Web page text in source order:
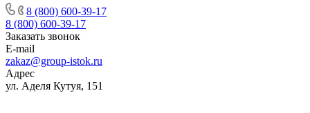
8 (800) 600-39-17
8 (800) 600-39-17
Заказать звонок
E-mail
zakaz@group-istok.ru
Адрес
ул. Аделя Кутуя, 151